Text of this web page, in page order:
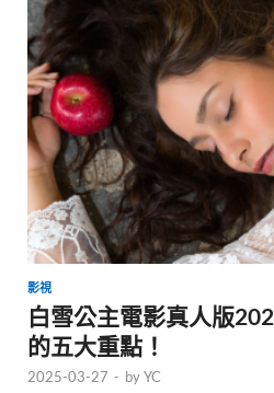
影視
白雪公主電影真人版
的五大重點！
2025-03-27 - byYC